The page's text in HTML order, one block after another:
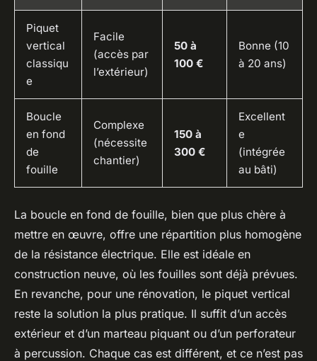
Piquet
vertical
classiqu
e
Facile
(accès par
l’extérieur)
50 à
100 €
Bonne (10
à 20 ans)
Boucle
en fond
de
fouille
Complexe
(nécessite
chantier)
150 à
300 €
Excellent
e
(intégrée
au bâti)
La boucle en fond de fouille, bien que plus chère à
mettre en œuvre, offre une répartition plus homogène
de la résistance électrique. Elle est idéale en
construction neuve, où les fouilles sont déjà prévues.
En revanche, pour une rénovation, le piquet vertical
reste la solution la plus pratique. Il suffit d’un accès
extérieur et d’un marteau piquant ou d’un perforateur
à percussion. Chaque cas est différent, et ce n’est pas